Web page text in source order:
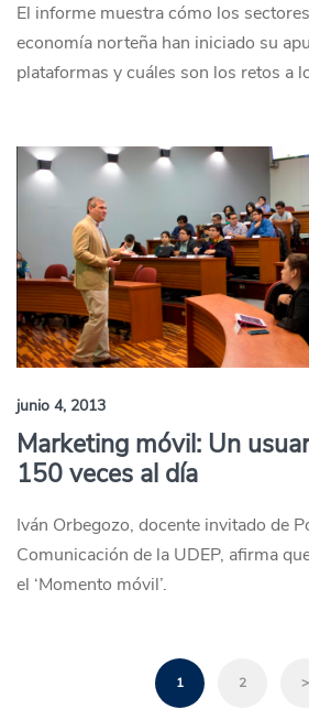
El informe muestra cómo los
economía norteña han iniciado su
plataformas y cuáles son los retos a
junio 4, 2013
Marketing móvil: Un
150 veces al día
Iván Orbegozo, docente invitado de
Comunicación de la UDEP, afirma
el ‘Momento móvil’.
1 2 >